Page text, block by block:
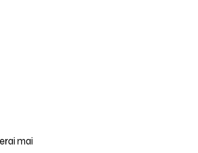
mai